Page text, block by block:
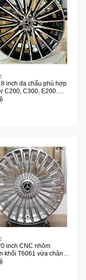
inch đa chấu phù hợp
C200, C300, E200….
inch CNC nhôm
khối T6061 vừa chân